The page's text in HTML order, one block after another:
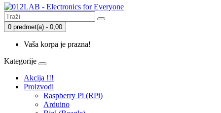
0 predmet(a) - 0,00
Vaša korpa je prazna!
Kategorije
Akcija !!!
Proizvodi
Raspberry Pi (RPi)
Arduino